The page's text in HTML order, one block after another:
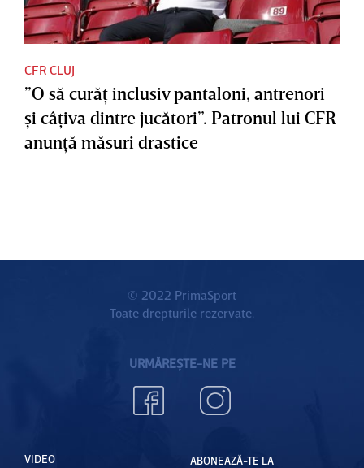
CFR CLUJ
”O să curăţ inclusiv pantaloni, antrenori
şi câţiva dintre jucători”. Patronul lui CFR
anunţă măsuri drastice
© 2022 PrimaSport
Toate drepturile rezervate.
URMĂREȘTE-NE PE
VIDEO
ABONEAZĂ-TE LA